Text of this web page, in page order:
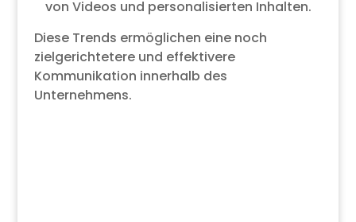
von Videos und personalisierten Inhalten.
Diese Trends ermöglichen eine noch
zielgerichtetere und effektivere
Kommunikation innerhalb des
Unternehmens.